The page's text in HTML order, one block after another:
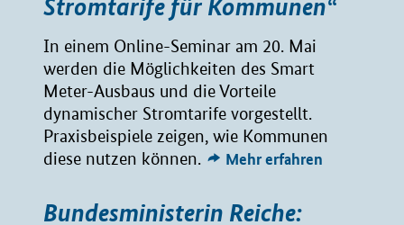
Stromtarife für Kommunen“
In einem Online-Seminar am 20. Mai
werden die Möglichkeiten des Smart
Meter-Ausbaus und die Vorteile
dynamischer Stromtarife vorgestellt.
Praxisbeispiele zeigen, wie Kommunen
diese nutzen können.
Mehr erfahren
Bundesministerin Reiche: